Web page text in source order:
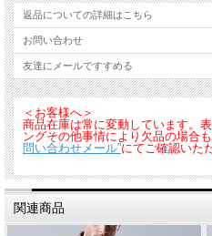
返品についての詳細はこちら
お問い合わせ
友達にメールですすめる
＜お客様へ＞
商品在庫は常に変動しています。
ングその他事情により欠品の場合
問い合わせメール”にてご確認いた
関連商品